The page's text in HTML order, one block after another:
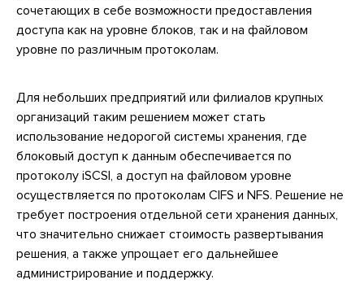
сочетающих в себе возможности предоставления
доступа как на уровне блоков, так и на файловом
уровне по различным протоколам.
Для небольших предприятий или филиалов крупных
организаций таким решением может стать
использование недорогой системы хранения, где
блоковый доступ к данным обеспечивается по
протоколу iSCSI, а доступ на файловом уровне
осуществляется по протоколам CIFS и NFS. Решение не
требует построения отдельной сети хранения данных,
что значительно снижает стоимость развертывания
решения, а также упрощает его дальнейшее
администрирование и поддержку.